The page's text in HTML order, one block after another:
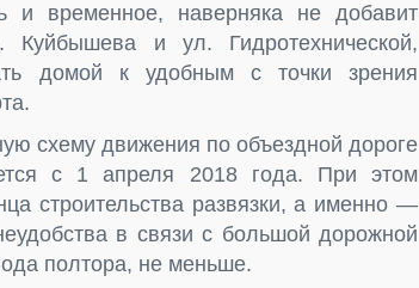
и временное, наверняка не добавит
и ул. Гидротехнической,
домой к удобным с точки зрения
схему движения по объездной дороге
с 1 апреля 2018 года. При этом
строительства развязки, а именно —
в связи с большой дорожной
полтора, не меньше.